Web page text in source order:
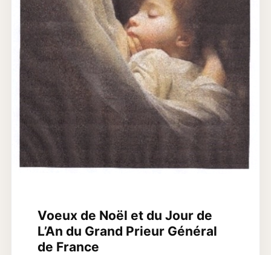
Voeux de Noël et du Jour de
L’An du Grand Prieur Général
de France